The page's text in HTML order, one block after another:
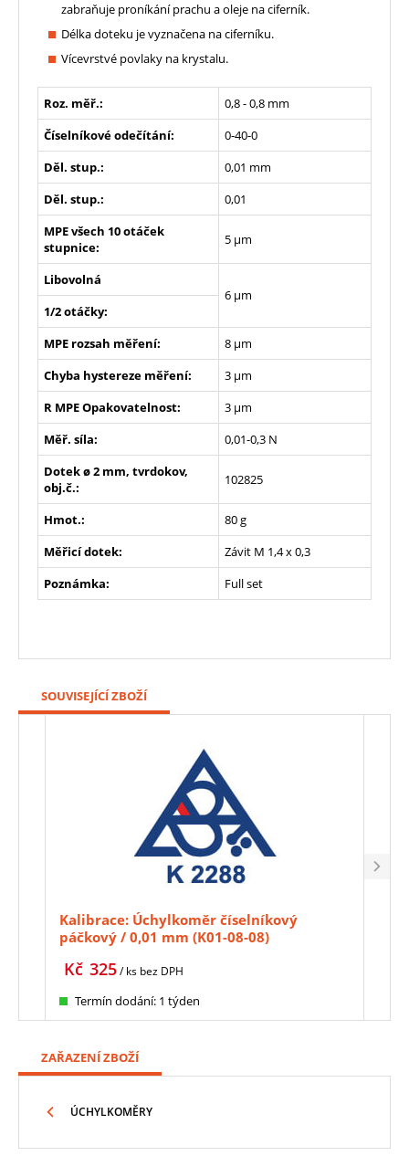
zabraňuje proníkání prachu a oleje na ciferník.
Délka doteku je vyznačena na ciferníku.
Vícevrstvé povlaky na krystalu.
Roz. měř.:
0,8 - 0,8 mm
Číselníkové odečítání:
0-40-0
Děl. stup.:
0,01 mm
Děl. stup.:
0,01
MPE všech 10 otáček
stupnice:
5 µm
Libovolná
6 µm
1/2 otáčky:
MPE rozsah měření:
8 µm
Chyba hystereze měření:
3 µm
R MPE Opakovatelnost:
3 µm
Měř. síla:
0,01-0,3 N
Dotek ø 2 mm, tvrdokov,
obj.č.:
102825
Hmot.:
80 g
Měřicí dotek:
Závit M 1,4 x 0,3
Poznámka:
Full set
SOUVISEJÍCÍ ZBOŽÍ
Kalibrace: Úchylkoměr číselníkový
páčkový / 0,01 mm (K01-08-08)
325
Kč / ks bez DPH
Termín dodání: 1 týden
ZAŘAZENÍ ZBOŽÍ
ÚCHYLKOMĚRY